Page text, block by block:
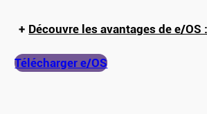
+ Découvre les avantages de e/OS :
Télécharger e/OS